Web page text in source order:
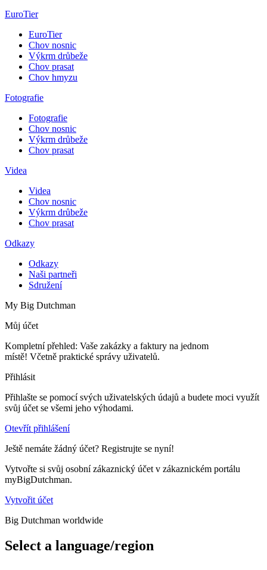
EuroTier
EuroTier
Chov nosnic
Výkrm drůbeže
Chov prasat
Chov hmyzu
Fotografie
Fotografie
Chov nosnic
Výkrm drůbeže
Chov prasat
Videa
Videa
Chov nosnic
Výkrm drůbeže
Chov prasat
Odkazy
Odkazy
Naši partneři
Sdružení
My Big Dutchman
Můj účet
Kompletní přehled: Vaše zakázky a faktury na jednom
místě! Včetně praktické správy uživatelů.
Přihlásit
Přihlašte se pomocí svých uživatelských údajů a budete moci využít
svůj účet se všemi jeho výhodami.
Otevřít přihlášení
Ještě nemáte žádný účet? Registrujte se nyní!
Vytvořte si svůj osobní zákaznický účet v zákaznickém portálu
myBigDutchman.
Vytvořit účet
Big Dutchman worldwide
Select a language/region